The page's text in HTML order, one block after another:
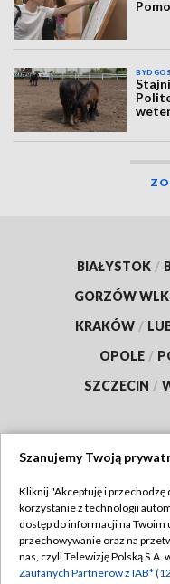
BIAŁYSTOK /
GORZÓW
KRAKÓW /
OPOLE /
SZCZECIN /
Abonament TVP
Emisja w TVP
Szanujemy Twoją
Kliknij "Akceptuję i przechodzę
korzystanie z technologii
dostęp do informacji na
przechowywanie oraz na
nas, czyli Telewizję Polską S.A.
Zaufanych Partnerów z IAB*